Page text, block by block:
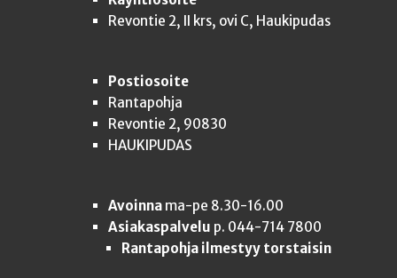
Revontie 2, II krs, ovi C, Haukipudas
Postiosoite
Rantapohja
Revontie 2, 90830
HAUKIPUDAS
Avoinna ma-pe 8.30-16.00
Asiakaspalvelu p. 044-714 7800
Rantapohja ilmestyy torstaisin